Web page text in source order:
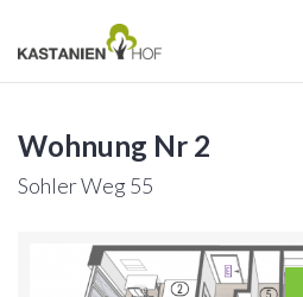
Wohnung Nr 2
Sohler Weg 55